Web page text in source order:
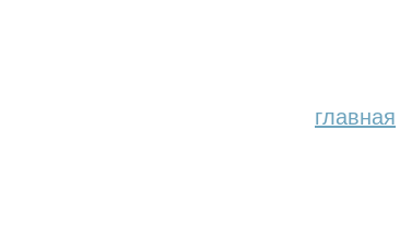
главная